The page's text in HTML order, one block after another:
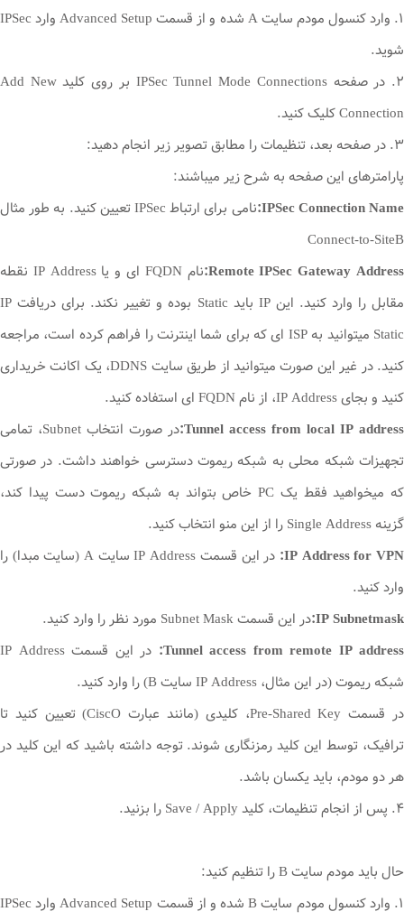
۱. وارد کنسول مودم سایت A شده و از قسمت Advanced Setup وارد IPSec
شوید.
۲. در صفحه IPSec Tunnel Mode Connections بر روی کلید Add New
Connection کلیک کنید.
۳. در صفحه بعد، تنظیمات را مطابق تصویر زیر انجام دهید:
پارامترهای این صفحه به شرح زیر میباشند:
IPSec Connection Name:
نامی برای ارتباط IPSec تعیین کنید. به طور مثال
Connect-to-SiteB
Remote IPSec Gateway Address:
نام FQDN ای و یا IP Address نقطه
مقابل را وارد کنید. این IP باید Static بوده و تغییر نکند. برای دریافت IP
Static میتوانید به ISP ای که برای شما اینترنت را فراهم کرده است، مراجعه
کنید. در غیر این صورت میتوانید از طریق سایت DDNS، یک اکانت خریداری
کنید و بجای IP Address، از نام FQDN ای استفاده کنید.
Tunnel access from local IP address:
در صورت انتخاب Subnet، تمامی
تجهیزات شبکه محلی به شبکه ریموت دسترسی خواهند داشت. در صورتی
که میخواهید فقط یک PC خاص بتواند به شبکه ریموت دست پیدا کند،
گزینه Single Address را از این منو انتخاب کنید.
IP Address for VPN:
در این قسمت IP Address سایت A (سایت مبدا) را
وارد کنید.
IP Subnetmask: در این قسمت Subnet Mask مورد نظر را وارد کنید.
Tunnel access from remote IP address:
در این قسمت IP Address
شبکه ریموت (در این مثال، IP Address سایت B) را وارد کنید.
در قسمت Pre-Shared Key، کلیدی (مانند عبارت CiscO) تعیین کنید تا
ترافیک، توسط این کلید رمزنگاری شوند. توجه داشته باشید که این کلید در
هر دو مودم، باید یکسان باشد.
۴. پس از انجام تنظیمات، کلید Save / Apply را بزنید.
حال باید مودم سایت B را تنظیم کنید:
۱. وارد کنسول مودم سایت B شده و از قسمت Advanced Setup وارد IPSec